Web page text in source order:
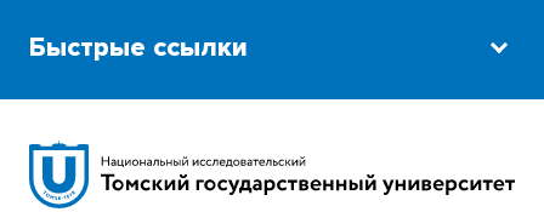
Быстрые ссылки
Сибирский ботанический сад